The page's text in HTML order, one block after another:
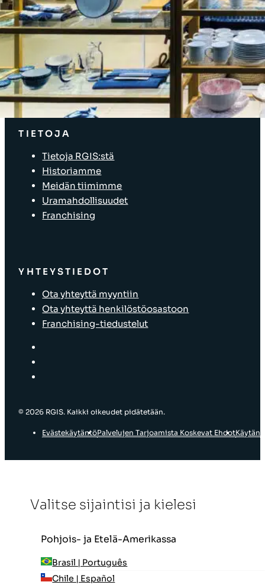
RATKAISUT
Inventaarioratkaisut
Yritysratkaisut
Myymälän ulkoasu ja noudattaminen
Myymäläratkaisut
TIETOJA
Tietoja RGIS:stä
Historiamme
Meidän tiimimme
Uramahdollisuudet
Franchising
YHTEYSTIEDOT
Ota yhteyttä myyntiin
Ota yhteyttä henkilöstöosastoon
Franchising-tiedustelut
© 2026 RGIS. Kaikki oikeudet pidätetään.
EvästekäytäntöPalvelujen Tarjoamista Koskevat Ehdot
Valitse sijaintisi ja kielesi
Pohjois- ja Etelä-Amerikassa
Brasil | Português
Chile | Español